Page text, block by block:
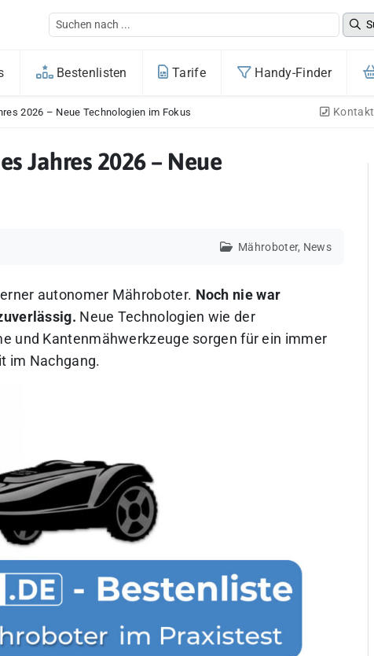
Bestenlisten Tarife Handy-Finder
2026 – Neue Technologien im Fokus Kontakt
Jahres 2026 – Neue
Mähroboter, News
autonomer Mähroboter. Noch nie war
Neue Technologien wie der
und Kantenmähwerkzeuge sorgen für ein immer
im Nachgang.